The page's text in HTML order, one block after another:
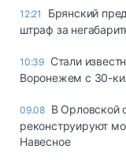
12:21
Брянский
штраф за
10:39 Стали
Воронежем с 30-
09.08 В Орловской
реконструируют
Навесное